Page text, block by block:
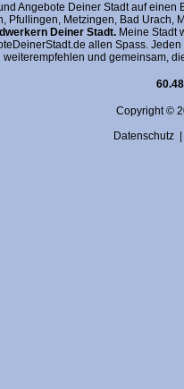
Angebote Deiner Stadt auf
Pfullingen, Metzingen, Bad Urach,
Deiner Stadt.Meine Stadt
allen Spass.
weiterempfehlen und gemeinsam,
Copyright ©
Datenschutz|